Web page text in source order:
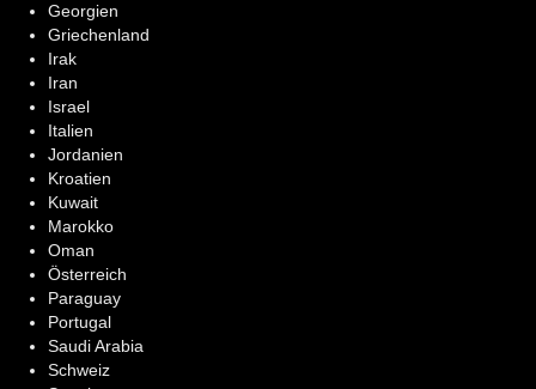
Georgien
Griechenland
Irak
Iran
Israel
Italien
Jordanien
Kroatien
Kuwait
Marokko
Oman
Österreich
Paraguay
Portugal
Saudi Arabia
Schweiz